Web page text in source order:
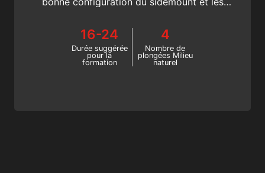
avec des bouteilles multiples.
16-24
Durée suggérée
pour la
formation
4
Nombre de
plongées Milieu
naturel